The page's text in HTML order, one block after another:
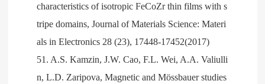
characteristics of isotropic FeCoZr thin films with s
tripe domains, Journal of Materials Science: Materi
als in Electronics 28 (23), 17448-17452(2017)
51. A.S. Kamzin, J.W. Cao, F.L. Wei, A.A. Valiulli
n, L.D. Zaripova, Magnetic and Mössbauer studies